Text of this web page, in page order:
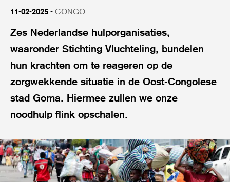
11-02-2025 CONGO
Zes Nederlandse hulporganisaties,
waaronder Stichting Vluchteling, bundelen
hun krachten om te reageren op de
zorgwekkende situatie in de Oost-Congolese
stad Goma. Hiermee zullen we onze
noodhulp flink opschalen.